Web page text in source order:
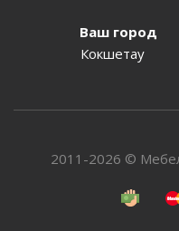
Ваш город
Кокшетау
2011-2026 ©